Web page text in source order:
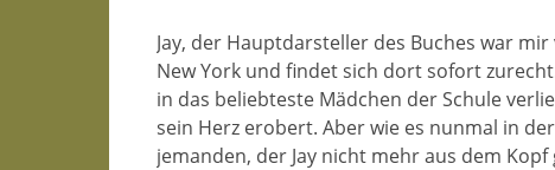
Jay, der Hauptdarsteller des Buches war
New York und findet sich dort sofort
in das beliebteste Mädchen der Schule
sein Herz erobert. Aber wie es nunmal in
jemanden, der Jay nicht mehr aus dem Kopf